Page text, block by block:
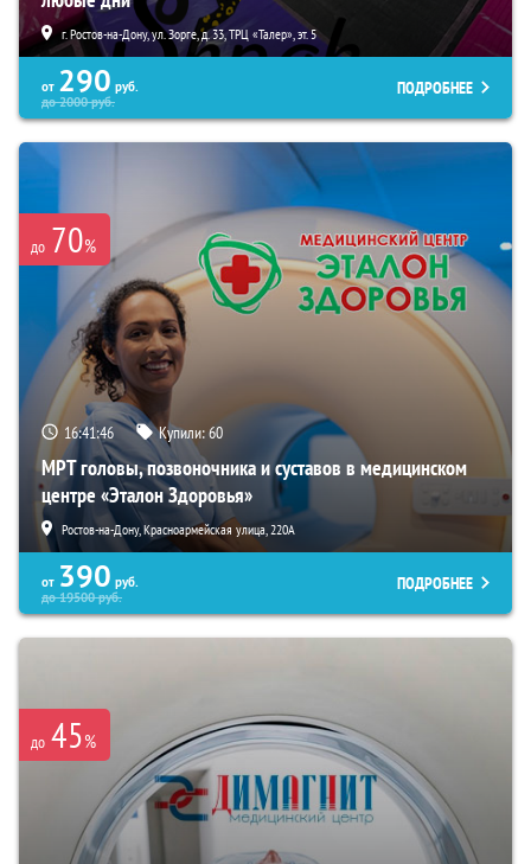
г. Ростов-на-Дону, ул. Зорге, д. 33, ТРЦ «Талер», эт. 5
от 290 руб.
до2000руб.
ПОДРОБНЕЕ
до 70%
16:41:45 Купили:60
МРТ головы, позвоночника и суставов в медицинском
центре «Эталон Здоровья»
Ростов-на-Дону, Красноармейская улица, 220А
от 390 руб.
до19500руб.
ПОДРОБНЕЕ
до 45%